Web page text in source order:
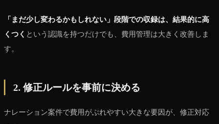
「まだ少し変わるかもしれない」段階での収録は、結果的に高
くつく という認識を持つだけでも、費用管理は大きく改善しま
す。
2. 修正ルールを事前に決める
ナレーション案件で費用がぶれやすい大きな要因が、修正対応